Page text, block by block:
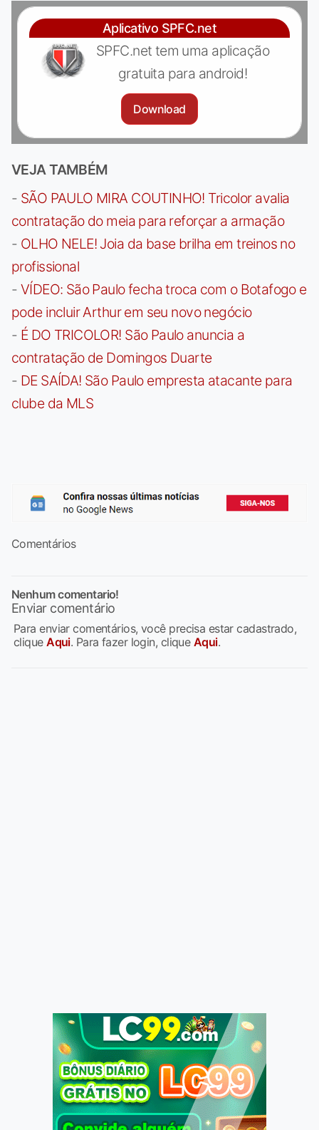
Aplicativo SPFC.net
SPFC.net tem uma aplicação
gratuita para android!
Download
VEJA TAMBÉM
- SÃO PAULO MIRA COUTINHO! Tricolor avalia
contratação do meia para reforçar a armação
- OLHO NELE! Joia da base brilha em treinos no
profissional
- VÍDEO: São Paulo fecha troca com o Botafogo e
pode incluir Arthur em seu novo negócio
- É DO TRICOLOR! São Paulo anuncia a
contratação de Domingos Duarte
- DE SAÍDA! São Paulo empresta atacante para
clube da MLS
Comentários
Nenhum comentario!
Enviar comentário
Para enviar comentários, você precisa estar cadastrado,
cliqueAqui. Para fazer login, clique Aqui.